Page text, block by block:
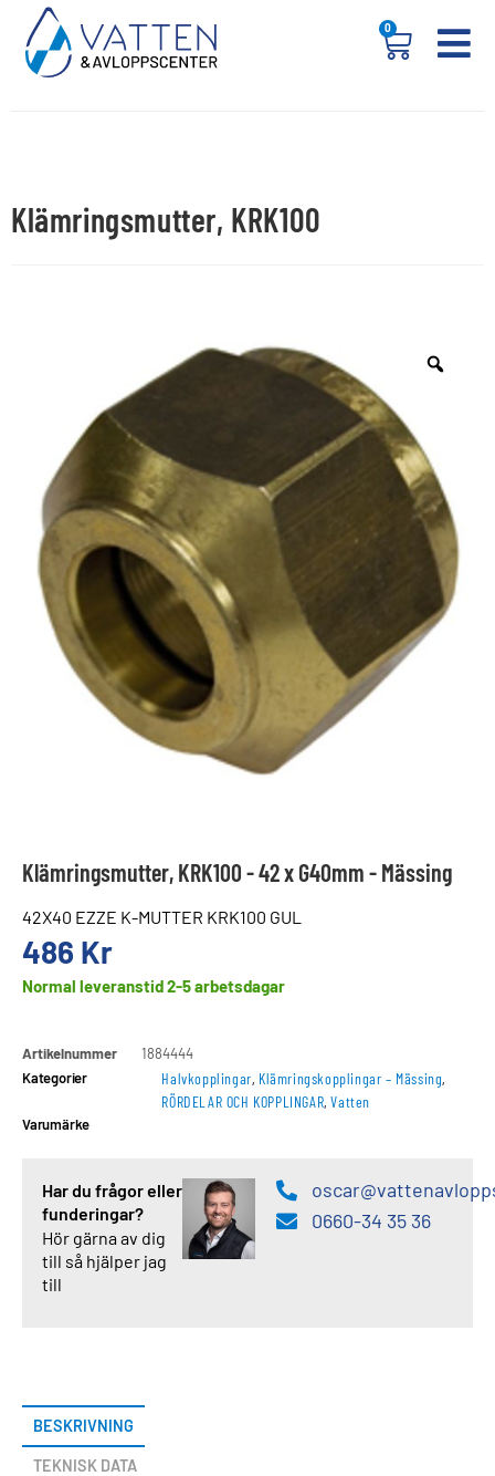
0
Klämringsmutter, KRK100
Klämringsmutter, KRK100 - 42 x G40mm - Mässing
42X40 EZZE K-MUTTER KRK100 GUL
486 Kr
Normal leveranstid 2-5 arbetsdagar
Artikelnummer
1884444
Kategorier
Halvkopplingar, Klämringskopplingar – Mässing,
RÖRDELAR OCH KOPPLINGAR,Vatten
Varumärke
Har du frågor eller
funderingar?
Hör gärna av dig
till så hjälper jag
till
0660-34 35 36
BESKRIVNING
TEKNISK DATA